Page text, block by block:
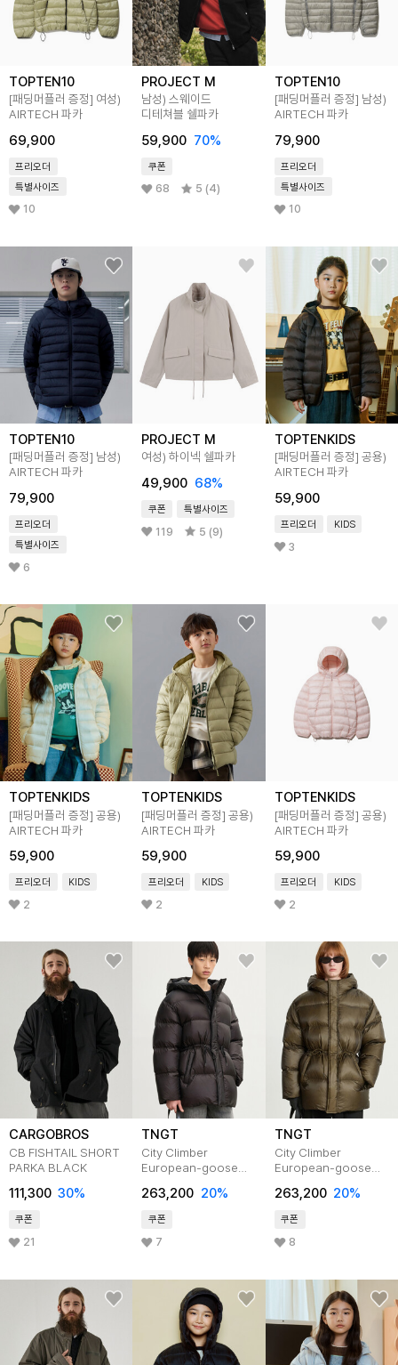
TOPTEN10
[패딩머플러 증정] 여성)
AIRTECH 파카
69,900
프리오더
특별사이즈
10
PROJECT M
남성) 스웨이드
디테쳐블 쉘파카
59,900 70%
쿠폰
68 5 (4)
TOPTEN10
[패딩머플러 증정] 남성)
AIRTECH 파카
79,900
프리오더
특별사이즈
10
TOPTEN10
[패딩머플러 증정] 남성)
AIRTECH 파카
79,900
프리오더
특별사이즈
6
PROJECT M
여성) 하이넥 쉘파카
49,900 68%
쿠폰 특별사이즈
119 5 (9)
TOPTENKIDS
[패딩머플러 증정] 공용)
AIRTECH 파카
59,900
프리오더 KIDS
3
TOPTENKIDS
[패딩머플러 증정] 공용)
AIRTECH 파카
59,900
프리오더 KIDS
2
TOPTENKIDS
[패딩머플러 증정]공용)
AIRTECH 파카
59,900
프리오더 KIDS
2
TOPTENKIDS
[패딩머플러 증정] 공용)
AIRTECH 파카
59,900
프리오더 KIDS
2
CARGOBROS
CB FISHTAIL SHORT
PARKA BLACK
111,300 30%
쿠폰
21
TNGT
City Climber
European-goose
TNJU5F202BK
263,200 20%
쿠폰
7
TNGT
City Climber
European-goose
Khaki)
TNJU5F202K2
263,200 20%
쿠폰
8